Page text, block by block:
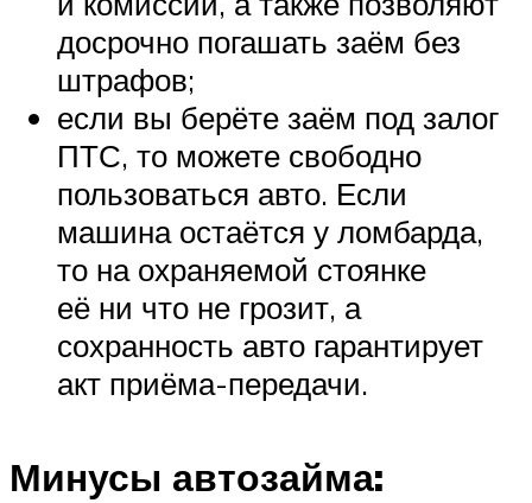
досрочно погашать заём без
штрафов;
если вы берёте заём под залог
ПТС, то можете свободно
пользоваться авто. Если
машина остаётся у ломбарда,
то на охраняемой стоянке
её ни что не грозит, а
сохранность авто гарантирует
акт приёма-передачи.
Минусы автозайма: